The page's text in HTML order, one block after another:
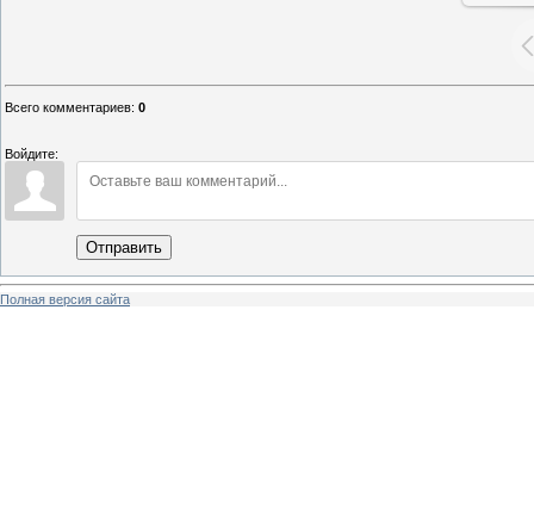
Всего комментариев: 0
Войдите:
Отправить
Полная версия сайта